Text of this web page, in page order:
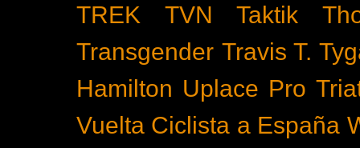
TREK
TVN Taktik
Transgender Travis T.
Hamilton Uplace Pro
Vuelta Ciclista a España